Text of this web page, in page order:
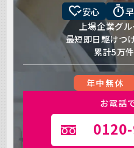
heart_check安心 timer
上場企業グル
最短即日駆けつ
累計5万
年中無休
お電話